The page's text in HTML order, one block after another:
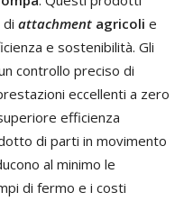
di attachment agricoli e
e sostenibilità. Gli
controllo preciso di
eccellenti a zero
efficienza
di parti in movimento
al minimo le
di fermo e i costi